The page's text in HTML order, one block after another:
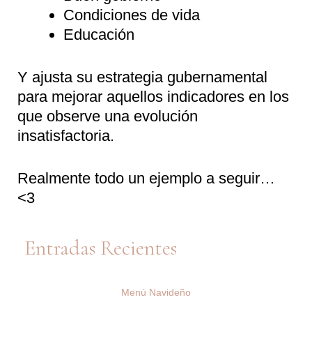
Condiciones de vida
Educación
Y ajusta su estrategia gubernamental
para mejorar aquellos indicadores en los
que observe una evolución
insatisfactoria.
Realmente todo un ejemplo a seguir…
<3
Entradas Recientes
Menú Navideño